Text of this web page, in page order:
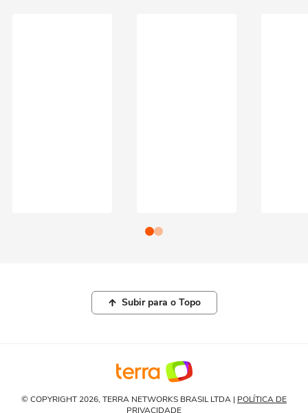
Subir para o Topo
© COPYRIGHT 2026, TERRA NETWORKS BRASIL LTDA | POLÍTICA DE
PRIVACIDADE